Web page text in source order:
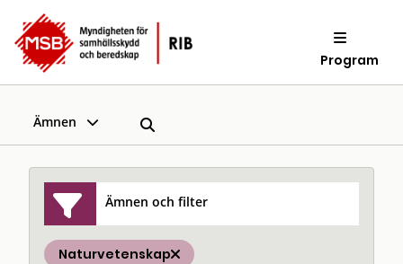
Program
Ämnen
Ämnen och filter
Naturvetenskap